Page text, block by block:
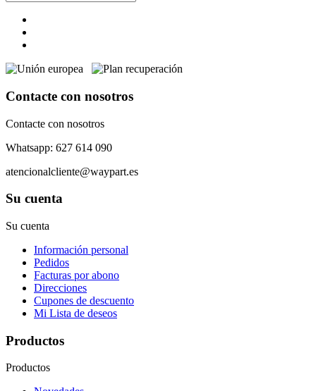
Contacte con nosotros
Contacte con nosotros
Whatsapp: 627 614 090
atencionalcliente@waypart.es
Su cuenta
Su cuenta
Información personal
Pedidos
Facturas por abono
Direcciones
Cupones de descuento
Mi Lista de deseos
Productos
Productos